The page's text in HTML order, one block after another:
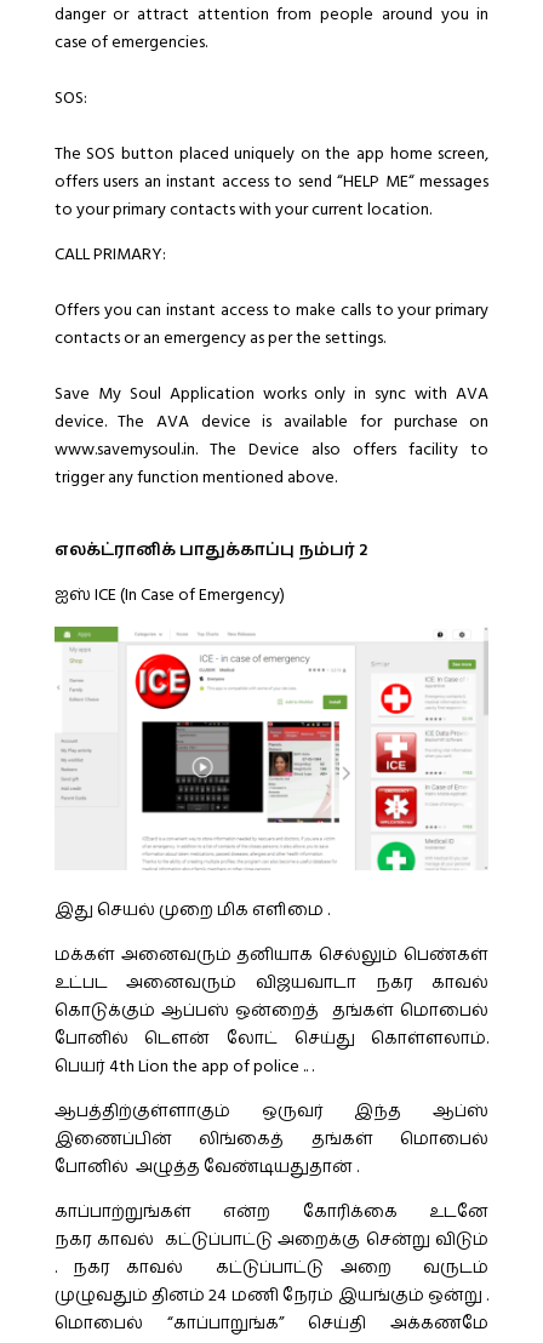
danger or attract attention from people around you in
case of emergencies.
SOS:
The SOS button placed uniquely on the app home screen,
offers users an instant access to send “HELP ME“ messages
to your primary contacts with your current location.
CALL PRIMARY:
Offers you can instant access to make calls to your primary
contacts or an emergency as per the settings.
Save My Soul Application works only in sync with AVA
device. The AVA device is available for purchase on
www.savemysoul.in. The Device also offers facility to
trigger any function mentioned above.
எலக்ட்ரானிக் பாதுக்காப்பு நம்பர் 2
ஐஸ் ICE (In Case of Emergency)
இது செயல் முறை மிக எளிமை .
மக்கள் அனைவரும் தனியாக செல்லும் பெண்கள்
உட்பட அனைவரும் விஜயவாடா நகர காவல்
கொடுக்கும் ஆப்பஸ் ஒன்றைத் தங்கள் மொபைல்
போனில் டௌன் லோட் செய்து கொள்ளலாம்.
பெயர் 4th Lion the app of police .. .
ஆபத்திற்குள்ளாகும் ஒருவர் இந்த ஆப்ஸ்
இணைப்பின் லிங்கைத் தங்கள் மொபைல்
போனில் அழுத்த வேண்டியதுதான் .
காப்பாற்றுங்கள் என்ற கோரிக்கை உடனே
நகர காவல் கட்டுப்பாட்டு அறைக்கு சென்று விடும்
. நகர காவல் கட்டுப்பாட்டு அறை வருடம்
முழுவதும் தினம் 24 மணி நேரம் இயங்கும் ஒன்று .
மொபைல் “காப்பாறுங்க” செய்தி அக்கணமே